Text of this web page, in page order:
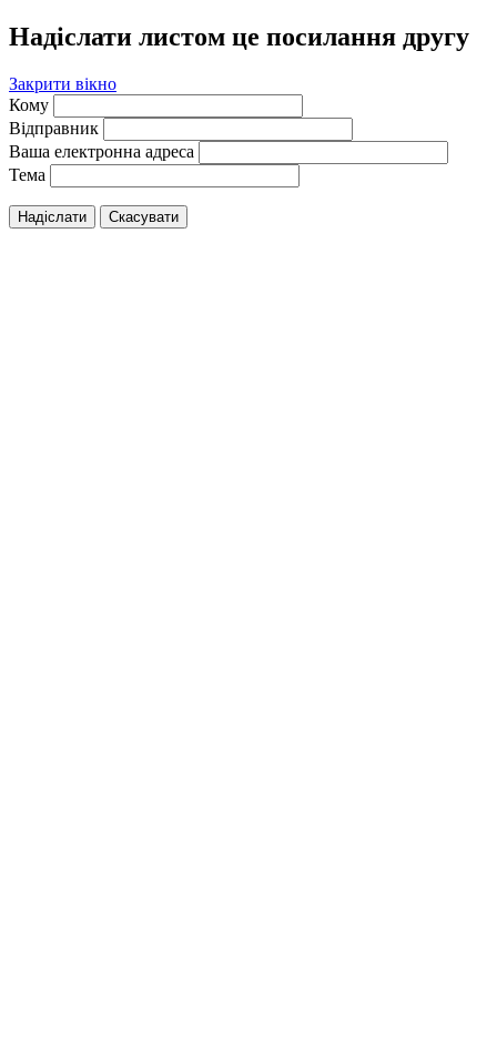
Надіслати листом це посилання другу
Закрити вікно
Кому
Відправник
Ваша електронна адреса
Тема
Надіслати Скасувати